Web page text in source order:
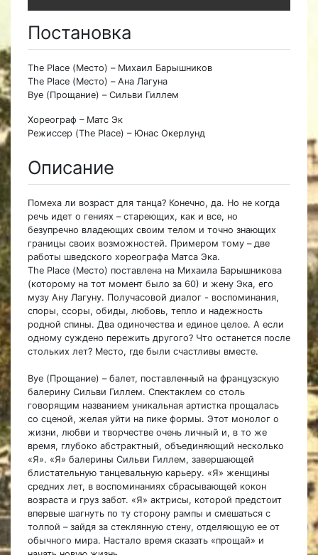
Постановка
The Place (Место) – Михаил Барышников
The Place (Место) – Ана Лагуна
Bye (Прощание) – Сильви Гиллем
Хореограф – Матс Эк
Режиссер (The Place) – Юнас Окерлунд
Описание
Помеха ли возраст для танца? Конечно, да. Но не когда
речь идет о гениях – стареющих, как и все, но
безупречно владеющих своим телом и точно знающих
границы своих возможностей. Примером тому – две
работы шведского хореографа Матса Эка.
The Place (Место) поставлена на Михаила Барышникова
(которому на тот момент было за 60) и жену Эка, его
музу Ану Лагуну. Получасовой диалог - воспоминания,
споры, ссоры, обиды, любовь, тепло и надежность
родной спины. Два одиночества и единое целое. А если
одному суждено пережить другого? Что останется после
стольких лет? Место, где были счастливы вместе.
Bye (Прощание) – балет, поставленный на французскую
балерину Сильви Гиллем. Спектаклем со столь
говорящим названием уникальная артистка прощалась
со сценой, желая уйти на пике формы. Этот монолог о
жизни, любви и творчестве очень личный и, в то же
время, глубоко абстрактный, объединяющий несколько
«Я». «Я» балерины Сильви Гиллем, завершающей
блистательную танцевальную карьеру. «Я» женщины
средних лет, в воспоминаниях сбрасывающей кокон
возраста и груз забот. «Я» актрисы, которой предстоит
впервые шагнуть по ту сторону рампы и смешаться с
толпой – зайдя за стеклянную стену, отделяющую ее от
обычного мира. Настало время сказать «прощай» и